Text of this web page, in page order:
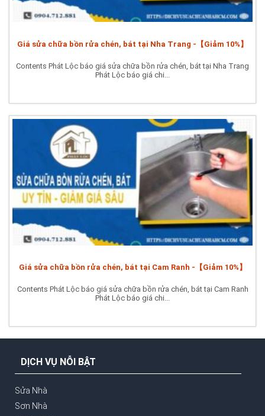
Giá sửa chữa bồn rửa chén, bát tại Nha Trang -【Giảm 10%】
Contents Phát Lộc báo giá sửa chữa bồn rửa chén, bát tại Nha Trang
Phát Lộc báo giá chi...
Giá sửa chữa bồn rửa chén, bát tại Cam Ranh -【Giảm 10%】
Contents Phát Lộc báo giá sửa chữa bồn rửa chén, bát tại Cam Ranh
Phát Lộc báo giá chi...
DỊCH VỤ NỖI BẬT
Sửa Nhà
Sơn Nhà